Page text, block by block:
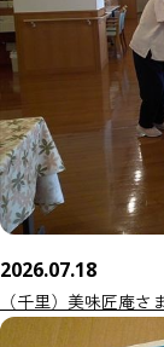
2026.07.18
（千里）美味匠庵